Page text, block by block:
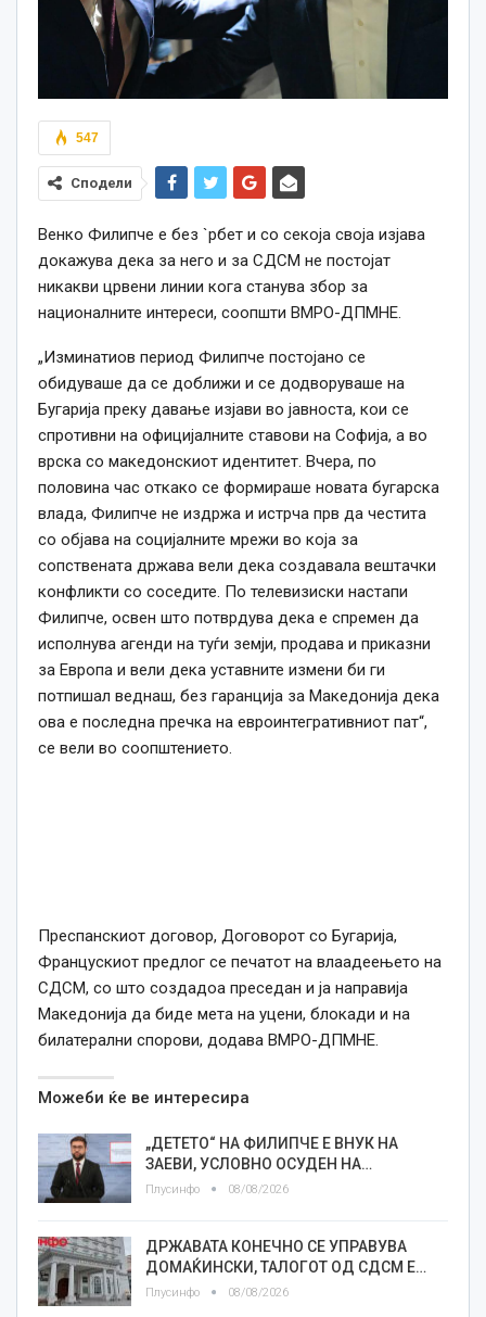
547
Сподели
Венко Филипче е без `рбет и со секоја своја изјава
докажува дека за него и за СДСМ не постојат
никакви црвени линии кога станува збор за
националните интереси, соопшти ВМРО-ДПМНЕ.
„Изминатиов период Филипче постојано се
обидуваше да се доближи и се додворуваше на
Бугарија преку давање изјави во јавноста, кои се
спротивни на официјалните ставови на Софија, а во
врска со македонскиот идентитет. Вчера, по
половина час откако се формираше новата бугарска
влада, Филипче не издржа и истрча прв да честита
со објава на социјалните мрежи во која за
сопствената држава вели дека создавала вештачки
конфликти со соседите. По телевизиски настапи
Филипче, освен што потврдува дека е спремен да
исполнува агенди на туѓи земји, продава и приказни
за Европа и вели дека уставните измени би ги
потпишал веднаш, без гаранција за Македонија дека
ова е последна пречка на евроинтегративниот пат“,
се вели во соопштението.
Преспанскиот договор, Договорот со Бугарија,
Францускиот предлог се печатот на влаадеењето на
СДСМ, со што создадоа преседан и ја направија
Македонија да биде мета на уцени, блокади и на
билатерални спорови, додава ВМРО-ДПМНЕ.
Можеби ќе ве интересира
„ДЕТЕТО“ НА ФИЛИПЧЕ Е ВНУК НА
ЗАЕВИ, УСЛОВНО ОСУДЕН НА…
Плусинфо 08/08/2026
ДРЖАВАТА КОНЕЧНО СЕ УПРАВУВА
ДОМАЌИНСКИ, ТАЛОГОТ ОД СДСМ Е…
Плусинфо 08/08/2026